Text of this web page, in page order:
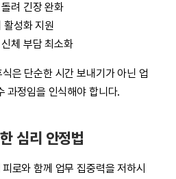
려 긴장 완화
활성화 지원
체 부담 최소화
은 단순한 시간 보내기가 아닌 업
과정임을 인식해야 합니다.
심리 안정법
로와 함께 업무 집중력을 저하시